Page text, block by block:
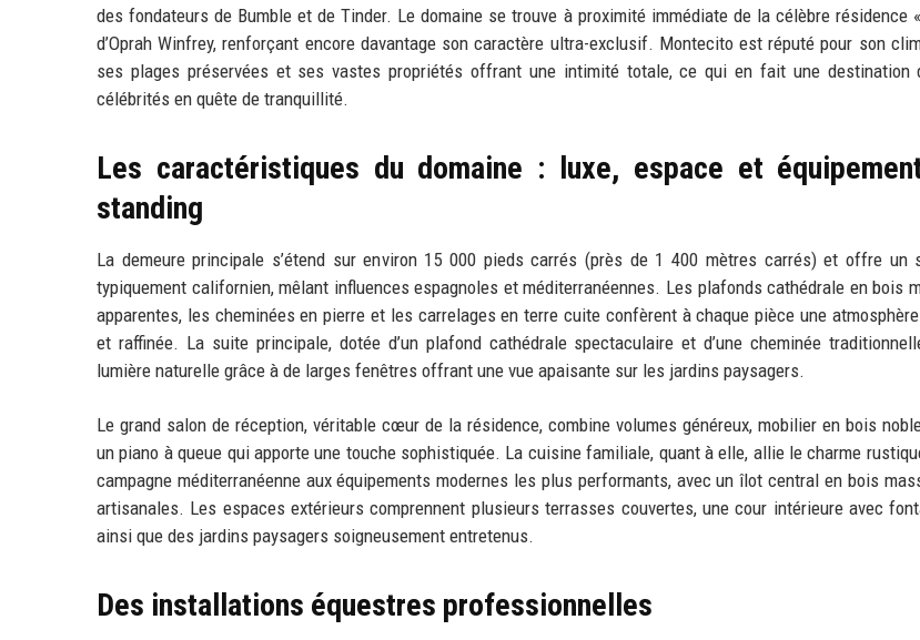
des fondateurs de Bumble et de Tinder. Le domaine se trouve à proximité immédiate de la célèbre résidence
d’Oprah Winfrey, renforçant encore davantage son caractère ultra-exclusif. Montecito est réputé pour son
ses plages préservées et ses vastes propriétés offrant une intimité totale, ce qui en fait une destination
célébrités en quête de tranquillité.
Les caractéristiques du domaine : luxe, espace et
standing
La demeure principale s’étend sur environ 15 000 pieds carrés (près de 1 400 mètres carrés) et offre un
typiquement californien, mêlant influences espagnoles et méditerranéennes. Les plafonds cathédrale en bois
apparentes, les cheminées en pierre et les carrelages en terre cuite confèrent à chaque pièce une
et raffinée. La suite principale, dotée d’un plafond cathédrale spectaculaire et d’une cheminée
lumière naturelle grâce à de larges fenêtres offrant une vue apaisante sur les jardins paysagers.
Le grand salon de réception, véritable cœur de la résidence, combine volumes généreux, mobilier en bois
un piano à queue qui apporte une touche sophistiquée. La cuisine familiale, quant à elle, allie le charme
campagne méditerranéenne aux équipements modernes les plus performants, avec un îlot central en bois
artisanales. Les espaces extérieurs comprennent plusieurs terrasses couvertes, une cour intérieure avec
ainsi que des jardins paysagers soigneusement entretenus.
Des installations équestres professionnelles